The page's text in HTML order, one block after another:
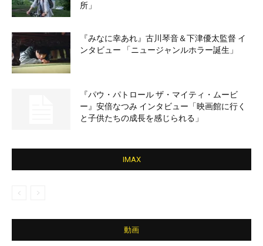
所」
『みなに幸あれ』古川琴音＆下津優太監督 イ
ンタビュー 「ニュージャンルホラー誕生」
『パウ・パトロール ザ・マイティ・ムービ
ー』安倍なつみ インタビュー「映画館に行く
と子供たちの成長を感じられる」
IMAX
動画